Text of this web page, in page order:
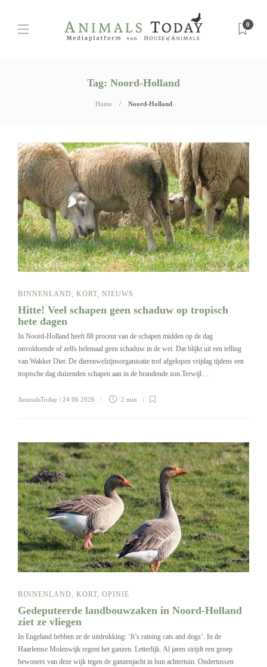
0
Tag: Noord-Holland
Home Noord-Holland
BINNENLAND, KORT, NIEUWS
Hitte! Veel schapen geen schaduw op tropisch
hete dagen
In Noord-Holland heeft 88 procent van de schapen midden op de dag
onvoldoende of zelfs helemaal geen schaduw in de wei. Dat blijkt uit een telling
van Wakker Dier. De dierenwelzijnsorganisatie trof afgelopen vrijdag tijdens een
tropische dag duizenden schapen aan in de brandende zon.Terwijl…
AnimalsToday | 24 06 2026 2 min
BINNENLAND, KORT, OPINIE
Gedeputeerde landbouwzaken in Noord-Holland
ziet ze vliegen
In Engeland hebben ze de uitdrukking: ‘It’s raining cats and dogs’. In de
Haarlemse Molenwijk regent het ganzen. Letterlijk. Al jaren strijdt een groep
bewoners van deze wijk tegen de ganzenjacht in hun achtertuin. Ondertussen